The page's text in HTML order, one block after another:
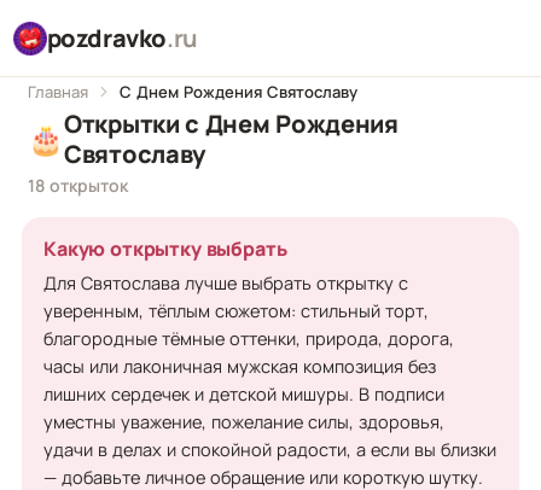
pozdravko.ru
Главная С Днем Рождения Святославу
🎂Открытки с Днем Рождения
Святославу
18 открыток
Какую открытку выбрать
Для Святослава лучше выбрать открытку с
уверенным, тёплым сюжетом: стильный торт,
благородные тёмные оттенки, природа, дорога,
часы или лаконичная мужская композиция без
лишних сердечек и детской мишуры. В подписи
уместны уважение, пожелание силы, здоровья,
удачи в делах и спокойной радости, а если вы близки
— добавьте личное обращение или короткую шутку.